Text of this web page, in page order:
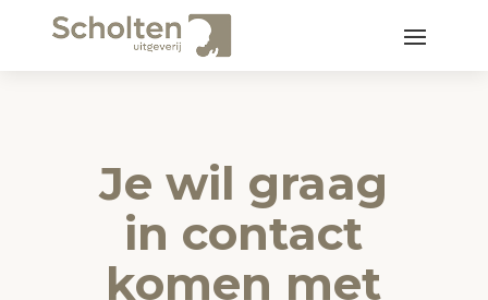
Je wil graag
in contact
komen met